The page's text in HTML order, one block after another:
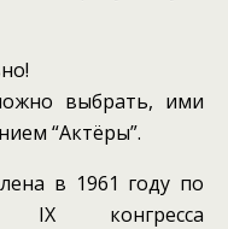
выбрать, ими
“Актёры”.
в 1961 году по
IX конгресса